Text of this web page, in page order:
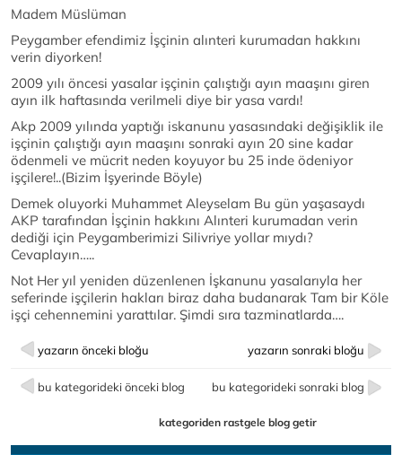
Madem Müslüman
Peygamber efendimiz İşçinin alınteri kurumadan hakkını
verin diyorken!
2009 yılı öncesi yasalar işçinin çalıştığı ayın maaşını giren
ayın ilk haftasında verilmeli diye bir yasa vardı!
Akp 2009 yılında yaptığı iskanunu yasasındaki değişiklik ile
işçinin çalıştığı ayın maaşını sonraki ayın 20 sine kadar
ödenmeli ve mücrit neden koyuyor bu 25 inde ödeniyor
işçilere!..(Bizim İşyerinde Böyle)
Demek oluyorki Muhammet Aleyselam Bu gün yaşasaydı
AKP tarafından İşçinin hakkını Alınteri kurumadan verin
dediği için Peygamberimizi Silivriye yollar mıydı?
Cevaplayın…..
Not Her yıl yeniden düzenlenen İşkanunu yasalarıyla her
seferinde işçilerin hakları biraz daha budanarak Tam bir Köle
işçi cehennemini yarattılar. Şimdi sıra tazminatlarda….
yazarın önceki bloğu yazarın sonraki bloğu
bu kategorideki önceki blog bu kategorideki sonraki blog
kategoriden rastgele blog getir